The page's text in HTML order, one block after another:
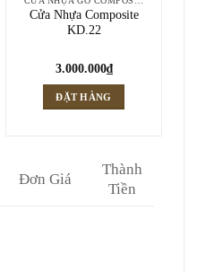
Cửa Nhựa Composite
KD.22
3.000.000₫
ĐẶT HÀNG
Đơn Giá
Thành
Tiền